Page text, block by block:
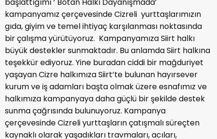
başlattığımı ‘ Botan Halkı Dayanışmada’
kampanyamız çerçevesinde Cizreli yurttaşlarımızın
gıda, giyim ve temel ihtiyaç karşılanması noktasında
bir çalışma yürütüyoruz. Kampanyamıza Siirt halkı
büyük destekler sunmaktadır. Bu anlamda Siirt halkına
teşekkür ediyoruz. Yine buradan ciddi bir mağduriyet
yaşayan Cizre halkımıza Siirt’te bulunan hayırsever
kurum ve iş adamları başta olmak üzere esnafımız ve
halkımıza kampanyaya daha güçlü bir şekilde destek
sunma çağrısında bulunuyoruz. Kampanya
çerçevesinde Cizreli yurttaşların çatışmalı süreçten
kaynaklı olarak yaşadıkları travmaları, acıları,